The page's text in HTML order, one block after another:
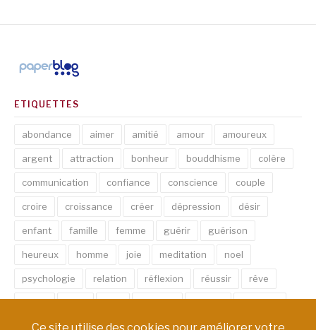
ETIQUETTES
abondance aimer amitié amour amoureux
argent attraction bonheur bouddhisme colère
communication confiance conscience couple
croire croissance créer dépression désir
enfant famille femme guérir guérison
heureux homme joie meditation noel
psychologie relation réflexion réussir rêve
santé sexe soin spirituel succès thérapie
vie âme émotion énergie équilibre